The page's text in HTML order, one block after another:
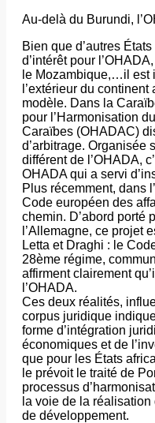
Au-delà du Burundi,
Bien que d’autres
d’intérêt pour
le Mozambique,…il est
l’extérieur du
modèle. Dans la
pour l’Harmonisation
Caraïbes (OHADAC)
d’arbitrage. Organisée
différent de l’OHADA,
OHADA qui a servi
Plus récemment, dans
Code européen des
chemin. D’abord porté
l’Allemagne, ce projet
Letta et Draghi : le
28ème régime,
affirment clairement
l’OHADA.
Ces deux réalités,
corpus juridique
forme d’intégration
économiques et de
que pour les États
le prévoit le traité de
processus
la voie de la
de développement.